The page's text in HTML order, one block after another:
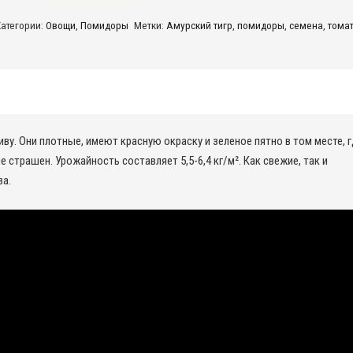
Овощи Помидоры Метки: Амурский тигр ,помидоры ,семена ,
Они плотные, имеют красную окраску и зеленое пятно в том месте,
Урожайность составляет 5,5-6,4 кг/м². Как свежие, так и